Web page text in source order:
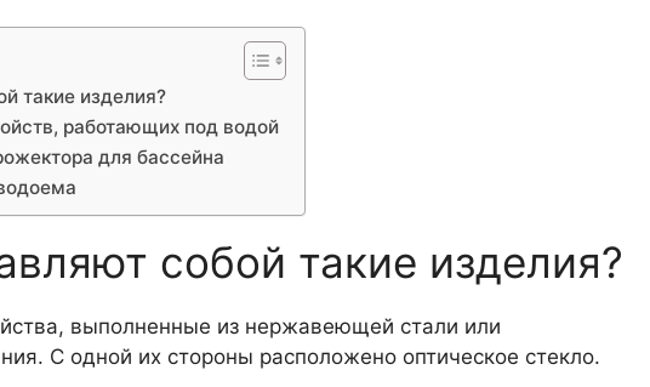
такие изделия?
работающих под водой
для бассейна
собой такие изделия?
выполненные из нержавеющей стали или
С одной их стороны расположено оптическое стекло.